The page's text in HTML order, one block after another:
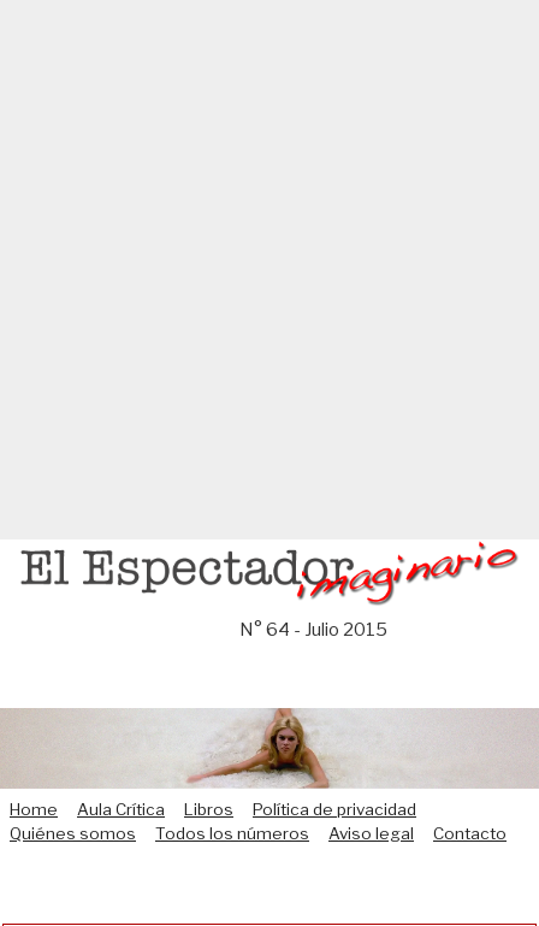
Saltar
N° 64 - Julio 2015
Home Aula Crítica Libros
Política de privacidad
Quiénes somos
Todos los números Aviso legal Contacto